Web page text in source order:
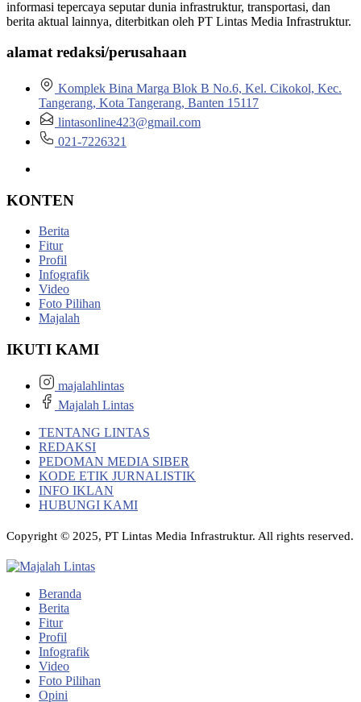
informasi tepercaya seputar dunia infrastruktur, transportasi, dan
berita aktual lainnya, diterbitkan oleh PT Lintas Media Infrastruktur.
alamat redaksi/perusahaan
Komplek Bina Marga Blok B No.6, Kel. Cikokol, Kec.
Tangerang, Kota Tangerang, Banten 15117
lintasonline423@gmail.com
021-7226321
KONTEN
Berita
Fitur
Profil
Infografik
Video
Foto Pilihan
Majalah
IKUTI KAMI
majalahlintas
Majalah Lintas
TENTANG LINTAS
REDAKSI
PEDOMAN MEDIA SIBER
KODE ETIK JURNALISTIK
INFO IKLAN
HUBUNGI KAMI
Copyright © 2025, PT Lintas Media Infrastruktur. All rights reserved.
Beranda
Berita
Fitur
Profil
Infografik
Video
Foto Pilihan
Opini